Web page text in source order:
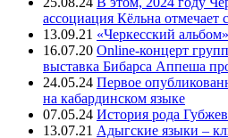
ассоциация Кёльна отмечает
13.09.21 «Черкесский
16.07.20 Online-концерт
выставка Бибарса Аппеша
24.05.24 Первое
на кабардинском языке
07.05.24 История рода
13.07.21 Адыгские языки –